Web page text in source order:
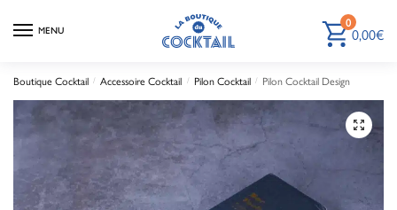
MENU 0
0,00€
Boutique Cocktail / Accessoire Cocktail / Pilon Cocktail / Pilon Cocktail Design
🔍